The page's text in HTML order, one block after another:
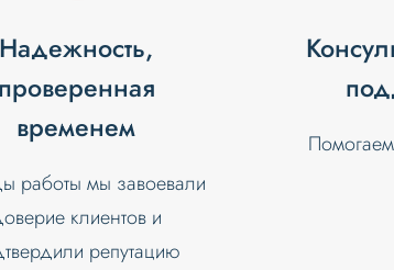
Надежность,
проверенная
временем
работы мы завоевали
клиентов и
репутацию